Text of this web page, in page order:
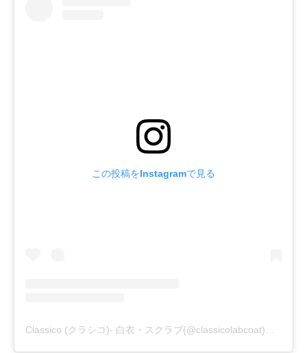
この投稿をInstagramで見る